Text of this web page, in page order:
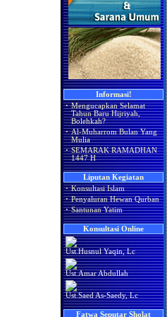
Informasi!
· Mengucapkan Selamat
Tahun Baru Hijriyah,
Bolehkah?
· Al-Muharrom Bulan Yang
Mulia
· SEMARAK RAMADHAN
1447 H
Liputan Kegiatan
· Konsultasi Islam
· Penyaluran Hewan Qurban
· Santunan Yatim
Konsultasi Online
Ust.Husnul Yaqin, Lc
Ust.Amar Abdullah
Ust.Saed As-Saedy, Lc
Fatwa Seputar Sholat